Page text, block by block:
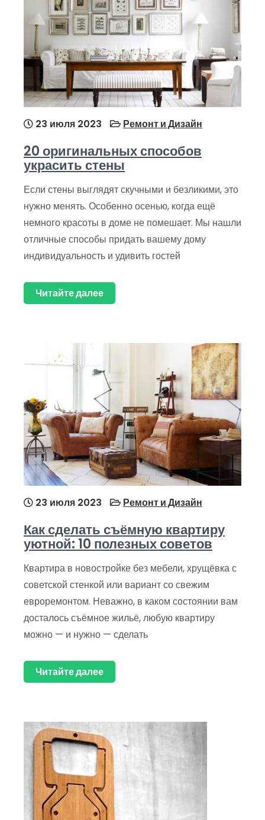
23 июля 2023 Ремонт и Дизайн
20 оригинальных способов
украсить стены
Если стены выглядят скучными и безликими, это
нужно менять. Особенно осенью, когда ещё
немного красоты в доме не помешает. Мы нашли
отличные способы придать вашему дому
индивидуальность и удивить гостей
Читайте далее
23 июля 2023 Ремонт и Дизайн
Как сделать съёмную квартиру
уютной: 10 полезных советов
Квартира в новостройке без мебели, хрущёвка с
советской стенкой или вариант со свежим
евроремонтом. Неважно, в каком состоянии вам
досталось съёмное жильё, любую квартиру
можно — и нужно — сделать
Читайте далее